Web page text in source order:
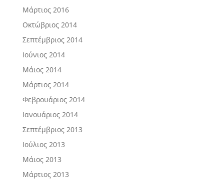
Μάρτιος 2016
Οκτώβριος 2014
Σεπτέμβριος 2014
Ιούνιος 2014
Μάιος 2014
Μάρτιος 2014
Φεβρουάριος 2014
Ιανουάριος 2014
Σεπτέμβριος 2013
Ιούλιος 2013
Μάιος 2013
Μάρτιος 2013